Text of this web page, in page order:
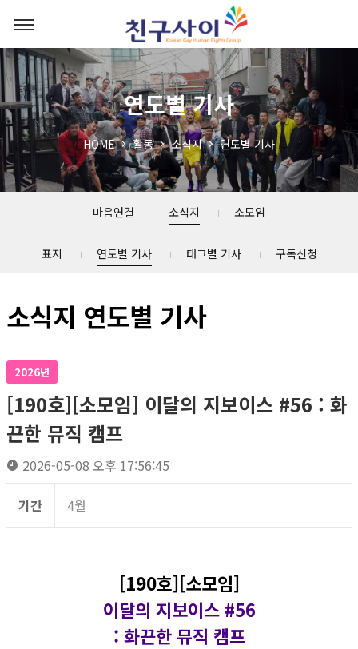
연도별 기사
HOME 활동 소식지 연도별 기사
마음연결 소식지 소모임
표지 연도별 기사 태그별 기사 구독신청
소식지 연도별 기사
2026년
[190호][소모임] 이달의 지보이스 #56 : 화
끈한 뮤직 캠프
2026-05-08 오후 17:56:45
기간 4월
[190호][소모임]
이달의 지보이스 #56
: 화끈한 뮤직 캠프